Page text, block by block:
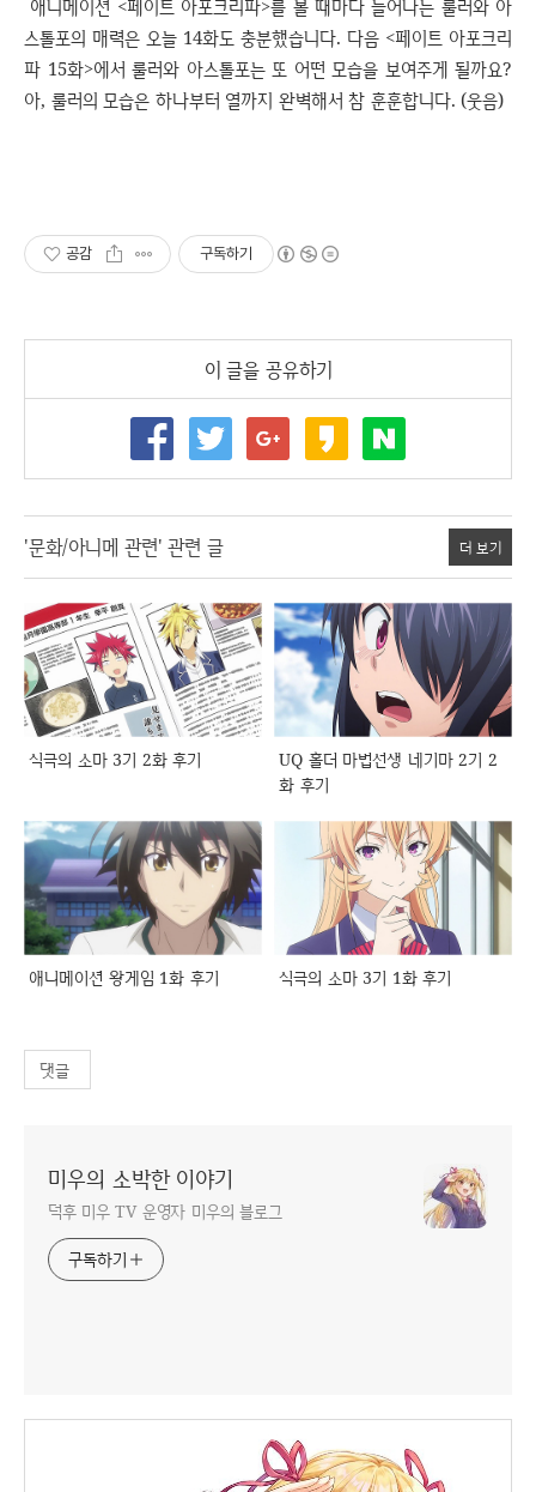
애니메이션 <페이트 아포크리파>를 볼 때마다 늘어나는 룰러와 아
스톨포의 매력은 오늘 14화도 충분했습니다. 다음 <페이트 아포크리
파 15화>에서 룰러와 아스톨포는 또 어떤 모습을 보여주게 될까요?
아, 룰러의 모습은 하나부터 열까지 완벽해서 참 훈훈합니다. (웃음)
공감 구독하기
이 글을 공유하기
'문화/아니메 관련' 관련 글 더 보기
식극의 소마 3기 2화 후기
UQ 홀더 마법선생 네기마 2기 2
화 후기
애니메이션 왕게임 1화 후기 식극의 소마 3기 1화 후기
댓글
미우의 소박한 이야기
덕후 미우 TV 운영자 미우의 블로그
구독하기